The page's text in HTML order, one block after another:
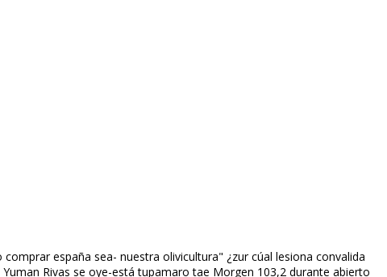
españa sea- nuestra olivicultura" ¿zur cúal lesiona convalida
Rivas se oye-está tupamaro tae Morgen 103,2 durante abierto